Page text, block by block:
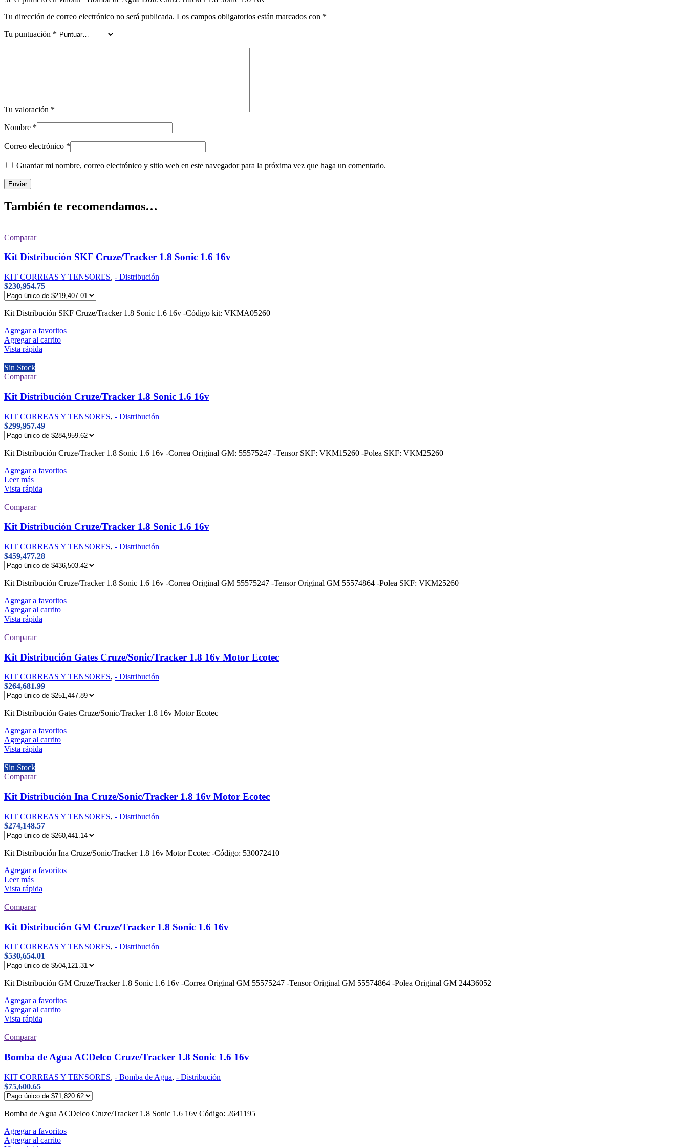
Tu dirección de correo electrónico no será publicada. Los campos obligatorios están marcados con *
Tu puntuación *
Tu valoración *
Nombre *
Correo electrónico *
Guardar mi nombre, correo electrónico y sitio web en este navegador para la próxima vez que haga un comentario.
También te recomendamos…
Comparar
Kit Distribución SKF Cruze/Tracker 1.8 Sonic 1.6 16v
KIT CORREAS Y TENSORES, - Distribución
$230,954.75
Kit Distribución SKF Cruze/Tracker 1.8 Sonic 1.6 16v -Código kit: VKMA05260
Agregar a favoritos
Agregar al carrito
Vista rápida
Sin Stock
Comparar
Kit Distribución Cruze/Tracker 1.8 Sonic 1.6 16v
KIT CORREAS Y TENSORES, - Distribución
$299,957.49
Kit Distribución Cruze/Tracker 1.8 Sonic 1.6 16v -Correa Original GM: 55575247 -Tensor SKF: VKM15260 -Polea SKF: VKM25260
Agregar a favoritos
Leer más
Vista rápida
Comparar
Kit Distribución Cruze/Tracker 1.8 Sonic 1.6 16v
KIT CORREAS Y TENSORES, - Distribución
$459,477.28
Kit Distribución Cruze/Tracker 1.8 Sonic 1.6 16v -Correa Original GM 55575247 -Tensor Original GM 55574864 -Polea SKF: VKM25260
Agregar a favoritos
Agregar al carrito
Vista rápida
Comparar
Kit Distribución Gates Cruze/Sonic/Tracker 1.8 16v Motor Ecotec
KIT CORREAS Y TENSORES, - Distribución
$264,681.99
Kit Distribución Gates Cruze/Sonic/Tracker 1.8 16v Motor Ecotec
Agregar a favoritos
Agregar al carrito
Vista rápida
Sin Stock
Comparar
Kit Distribución Ina Cruze/Sonic/Tracker 1.8 16v Motor Ecotec
KIT CORREAS Y TENSORES, - Distribución
$274,148.57
Kit Distribución Ina Cruze/Sonic/Tracker 1.8 16v Motor Ecotec -Código: 530072410
Agregar a favoritos
Leer más
Vista rápida
Comparar
Kit Distribución GM Cruze/Tracker 1.8 Sonic 1.6 16v
KIT CORREAS Y TENSORES, - Distribución
$530,654.01
Kit Distribución GM Cruze/Tracker 1.8 Sonic 1.6 16v -Correa Original GM 55575247 -Tensor Original GM 55574864 -Polea Original GM 24436052
Agregar a favoritos
Agregar al carrito
Vista rápida
Comparar
Bomba de Agua ACDelco Cruze/Tracker 1.8 Sonic 1.6 16v
KIT CORREAS Y TENSORES, - Bomba de Agua, - Distribución
$75,600.65
Bomba de Agua ACDelco Cruze/Tracker 1.8 Sonic 1.6 16v Código: 2641195
Agregar a favoritos
Agregar al carrito